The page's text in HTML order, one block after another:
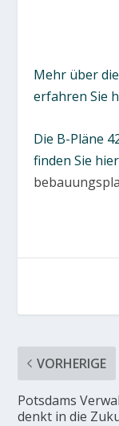
Mehr über
erfahren Sie
Die B-Pläne
finden Sie
VORHERIGE
Potsdams
denkt in die